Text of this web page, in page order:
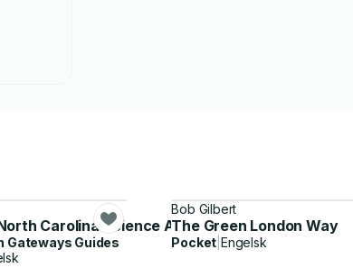
Carolina Science Adventures
Gateways Guides
Bob Gilbert
The Green London Way
Pocket Engelsk